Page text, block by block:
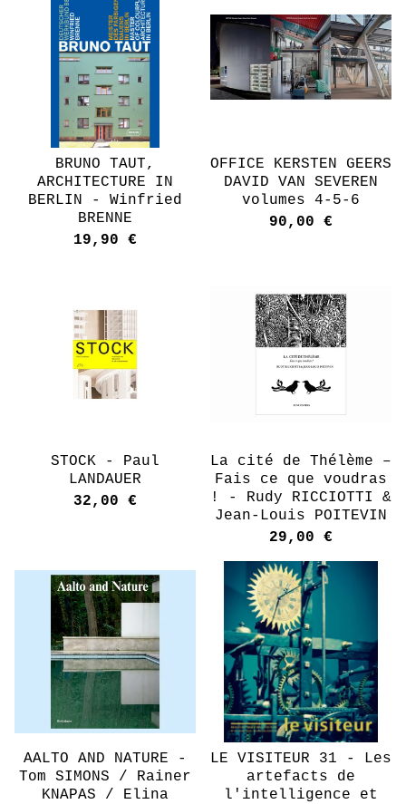
BRUNO TAUT,
ARCHITECTURE IN
BERLIN - Winfried
BRENNE
19,90 €
OFFICE KERSTEN GEERS
DAVID VAN SEVEREN
volumes 4-5-6
90,00 €
STOCK - Paul
LANDAUER
32,00 €
La cité de Thélème –
Fais ce que voudras
! - Rudy RICCIOTTI &
Jean-Louis POITEVIN
29,00 €
AALTO AND NATURE -
Tom SIMONS / Rainer
KNAPAS / Elina
LE VISITEUR 31 - Les
artefacts de
l'intelligence et